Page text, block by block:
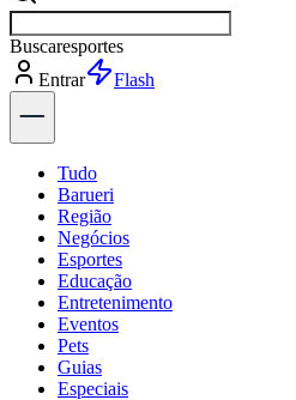
Buscarp
Entrar
Explorar
Tudo
Barueri
Região
Negócios
Esportes
Educação
Entretenimento
Eventos
Pets
Guias
Especiais